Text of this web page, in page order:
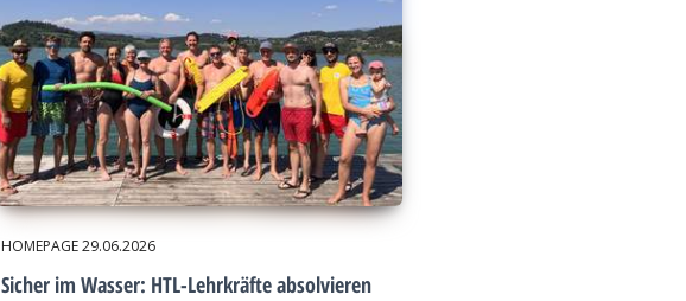
HOMEPAGE29.06.2026
Sicher im Wasser: HTL-Lehrkräfte absolvieren